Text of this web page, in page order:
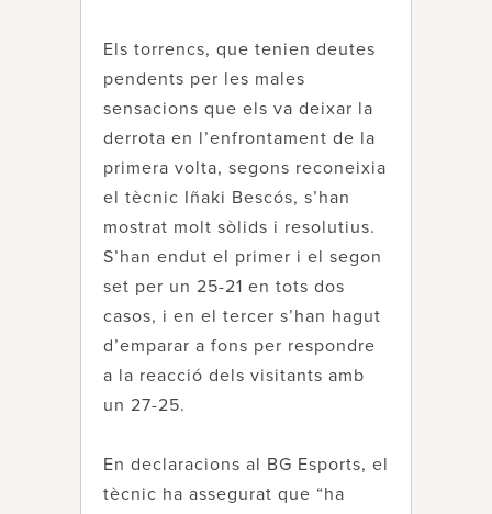
Els torrencs, que tenien deutes
pendents per les males
sensacions que els va deixar la
derrota en l’enfrontament de la
primera volta, segons reconeixia
el tècnic Iñaki Bescós, s’han
mostrat molt sòlids i resolutius.
S’han endut el primer i el segon
set per un 25-21 en tots dos
casos, i en el tercer s’han hagut
d’emparar a fons per respondre
a la reacció dels visitants amb
un 27-25.
En declaracions al BG Esports, el
tècnic ha assegurat que “ha